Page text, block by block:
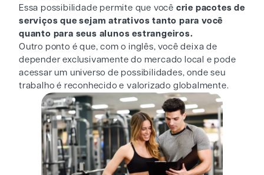
Essa possibilidade permite que você crie pacotes de
serviços que sejam atrativos tanto para você
quanto para seus alunos estrangeiros.
Outro ponto é que, com o inglês, você deixa de
depender exclusivamente do mercado local e pode
acessar um universo de possibilidades, onde seu
trabalho é reconhecido e valorizado globalmente.